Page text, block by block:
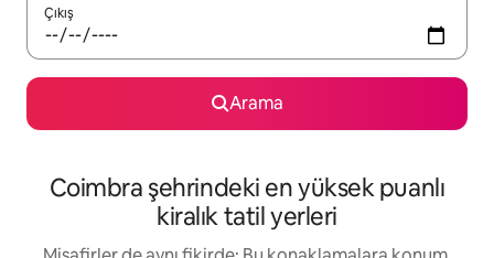
Çıkış
Arama
Coimbra şehrindeki en yüksek puanlı
kiralık tatil yerleri